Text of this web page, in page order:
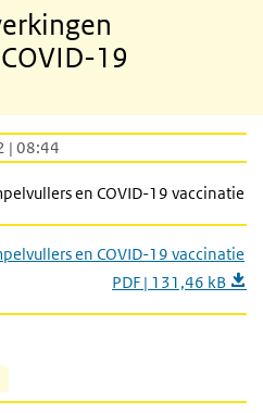
19
| 08:44
en COVID-19 vaccinatie
en COVID-19 vaccinatie
PDF | 131,46 kB